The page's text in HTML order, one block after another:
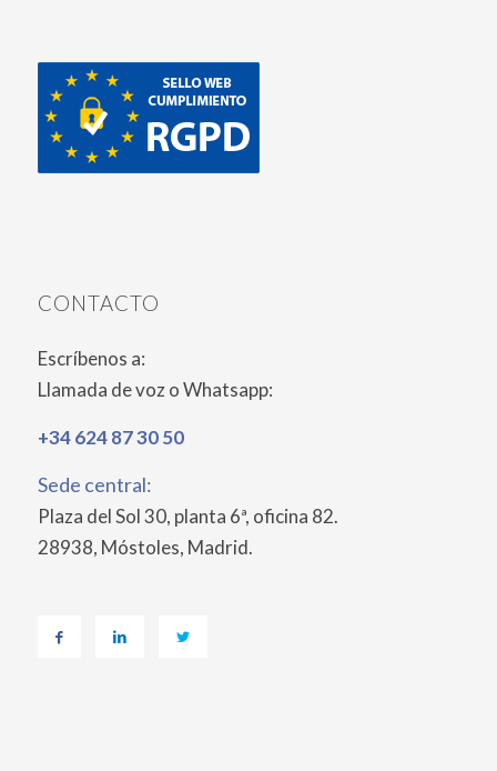
CONTACTO
Escríbenos a:
Llamada de voz o Whatsapp:
+34 624 87 30 50
Sede central:
Plaza del Sol 30, planta 6ª, oficina 82.
28938, Móstoles, Madrid.